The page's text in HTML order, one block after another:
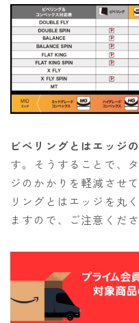
ビべリングとはエッジ
す。そうすることで、
ジのかかりを軽減させ
リングとはエッジを丸
ますので、ご注意くださ